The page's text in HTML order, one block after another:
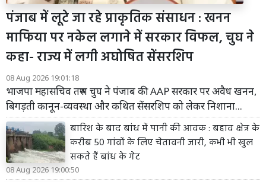
पंजाब में लूटे जा रहे प्राकृतिक संसाधन : खनन
माफिया पर नकेल लगाने में सरकार विफल, चुघ ने
कहा- राज्य में लगी अघोषित सेंसरशिप
08 Aug 2026 19:01:18
भाजपा महासचिव तरुण चुघ ने पंजाब की AAP सरकार पर अवैध खनन,
बिगड़ती कानून-व्यवस्था और कथित सेंसरशिप को लेकर निशाना...
बारिश के बाद बांध में पानी की आवक : बहाव क्षेत्र के
करीब 50 गांवों के लिए चेतावनी जारी, कभी भी खुल
सकते हैं बांध के गेट
08 Aug 2026 19:00:50